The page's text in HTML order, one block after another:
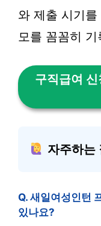
와 제출 시기
모를 꼼꼼히
구직급여
자주하는
Q. 새일여성인턴
있나요?